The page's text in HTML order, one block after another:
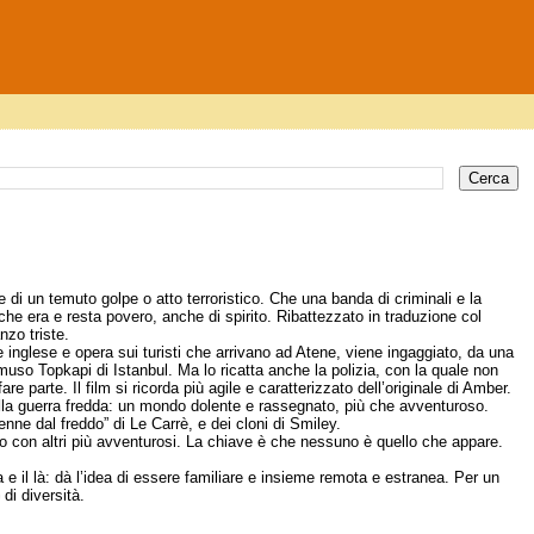
un temuto golpe o atto terroristico. Che una banda di criminali e la
era e resta povero, anche di spirito. Ribattezzato in traduzione col
triste.
e opera sui turisti che arrivano ad Atene, viene ingaggiato, da una
Topkapi di Istanbul. Ma lo ricatta anche la polizia, con la quale non
parte. Il film si ricorda più agile e caratterizzato dell’originale di Amber.
guerra fredda: un mondo dolente e rassegnato, più che avventuroso.
dal freddo” di Le Carrè, e dei cloni di Smiley.
altri più avventurosi. La chiave è che nessuno è quello che appare.
il là: dà l’idea di essere familiare e insieme remota e estranea. Per un
diversità.